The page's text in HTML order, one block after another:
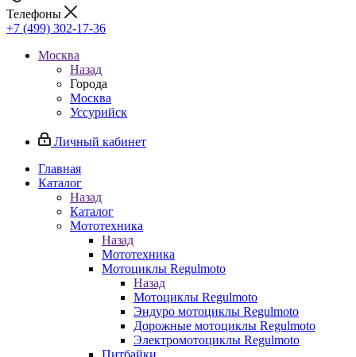
Телефоны
+7 (499) 302-17-36
Москва
Назад
Города
Москва
Уссурийск
Личный кабинет
Главная
Каталог
Назад
Каталог
Мототехника
Назад
Мототехника
Мотоциклы Regulmoto
Назад
Мотоциклы Regulmoto
Эндуро мотоциклы Regulmoto
Дорожные мотоциклы Regulmoto
Электромотоциклы Regulmoto
Питбайки